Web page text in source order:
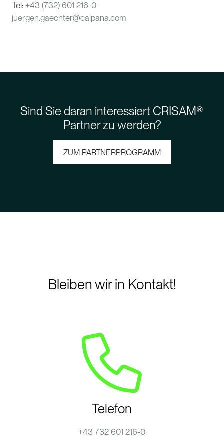
Tel: +43 (732) 601 216-0
juergen.gaechter@calpana.com
Sind Sie daran interessiert CRISAM®
Partner zu werden?
ZUM PARTNERPROGRAMM
Bleiben wir in Kontakt!
Telefon
+43 732 601 216-0